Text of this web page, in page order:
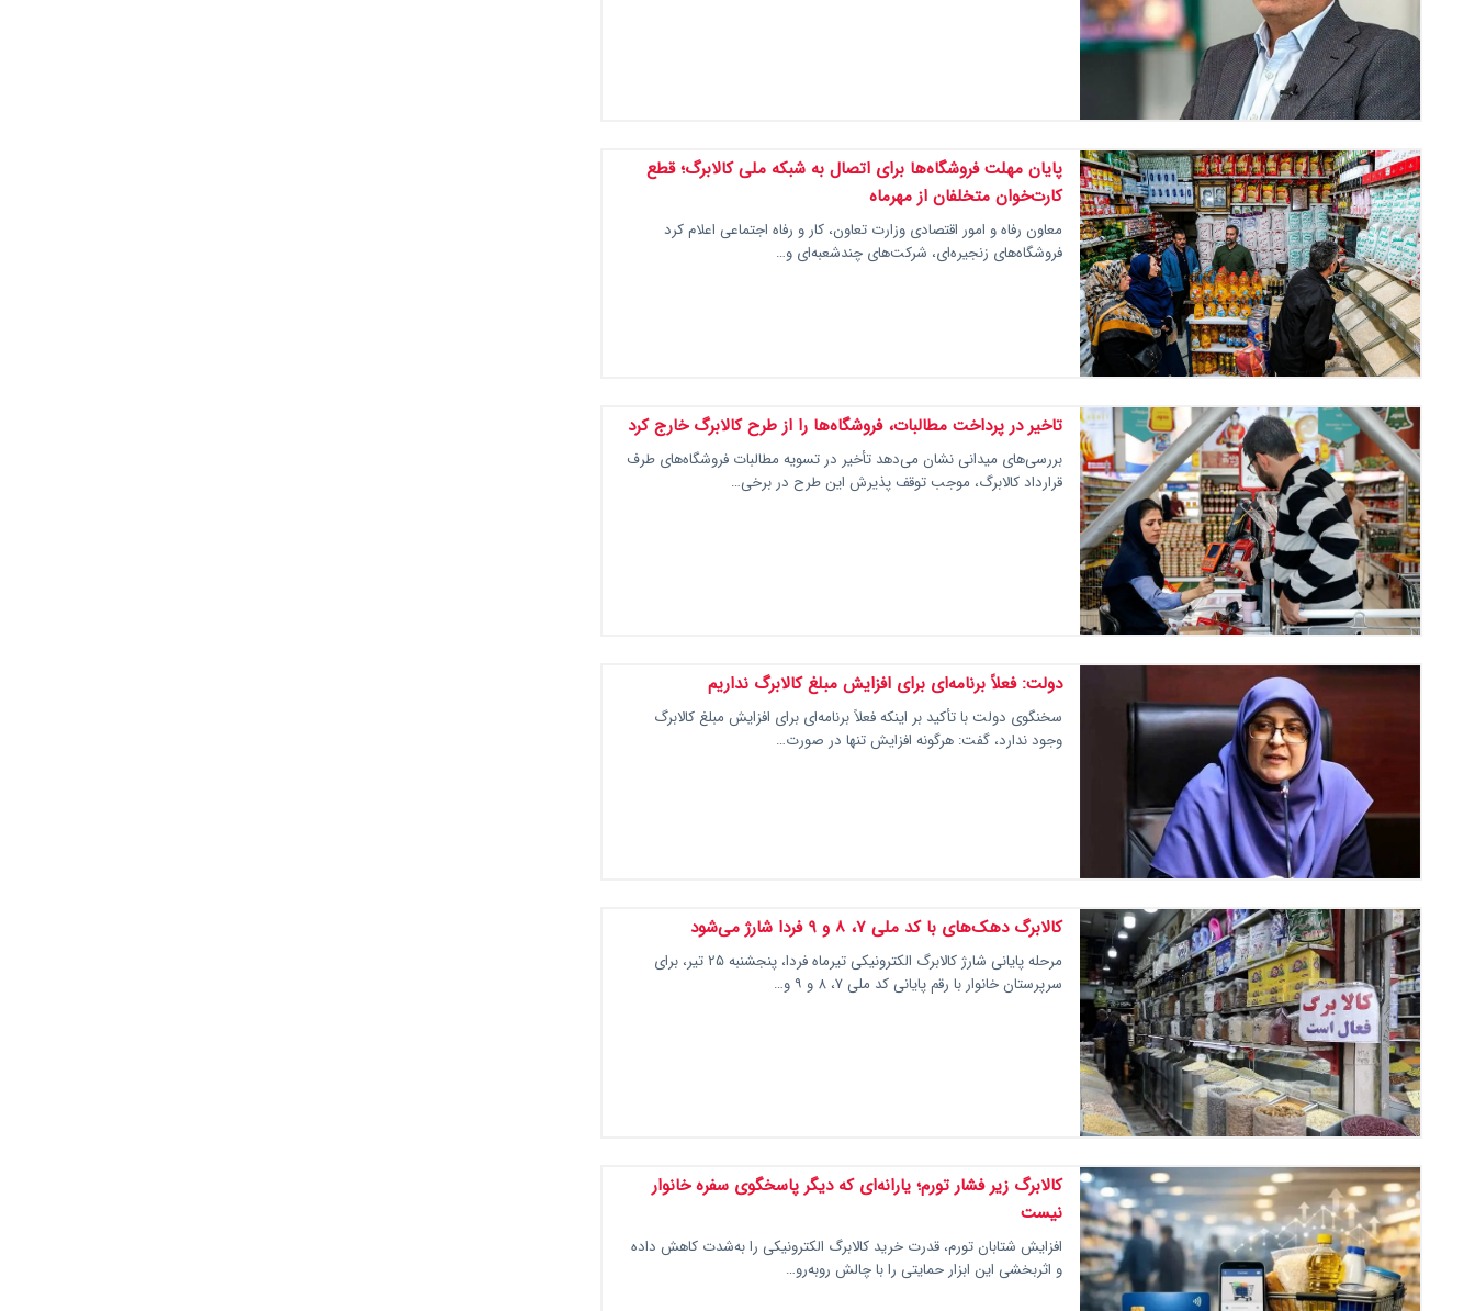
پایان مهلت فروشگاه‌ها برای اتصال به شبکه ملی کالابرگ؛ قطع
کارت‌خوان متخلفان از مهرماه
معاون رفاه و امور اقتصادی وزارت تعاون، کار و رفاه اجتماعی اعلام کرد
فروشگاه‌های زنجیره‌ای، شرکت‌های چندشعبه‌ای و…
تاخیر در پرداخت مطالبات، فروشگاه‌ها را از طرح کالابرگ خارج کرد
بررسی‌های میدانی نشان می‌دهد تأخیر در تسویه مطالبات فروشگاه‌های طرف
قرارداد کالابرگ، موجب توقف پذیرش این طرح در برخی…
دولت: فعلاً برنامه‌ای برای افزایش مبلغ کالابرگ نداریم
سخنگوی دولت با تأکید بر اینکه فعلاً برنامه‌ای برای افزایش مبلغ کالابرگ
وجود ندارد، گفت: هرگونه افزایش تنها در صورت…
کالابرگ دهک‌های با کد ملی ۷، ۸ و ۹ فردا شارژ می‌شود
مرحله پایانی شارژ کالابرگ الکترونیکی تیرماه فردا، پنجشنبه ۲۵ تیر، برای
سرپرستان خانوار با رقم پایانی کد ملی ۷، ۸ و ۹ و…
کالابرگ زیر فشار تورم؛ یارانه‌ای که دیگر پاسخگوی سفره خانوار
نیست
افزایش شتابان تورم، قدرت خرید کالابرگ الکترونیکی را به‌شدت کاهش داده
و اثربخشی این ابزار حمایتی را با چالش روبه‌رو…